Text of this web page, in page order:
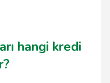
hangi kredi